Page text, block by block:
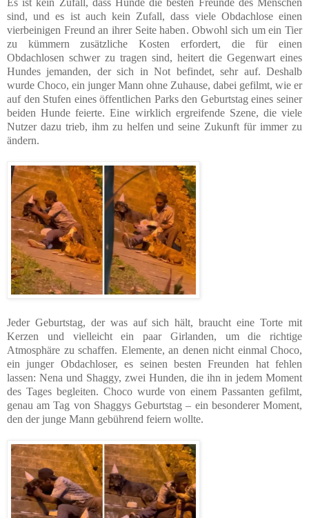
Es ist kein Zufall, dass Hunde die besten Freunde des Menschen
sind, und es ist auch kein Zufall, dass viele Obdachlose einen
vierbeinigen Freund an ihrer Seite haben. Obwohl sich um ein Tier
zu kümmern zusätzliche Kosten erfordert, die für einen
Obdachlosen schwer zu tragen sind, heitert die Gegenwart eines
Hundes jemanden, der sich in Not befindet, sehr auf. Deshalb
wurde Choco, ein junger Mann ohne Zuhause, dabei gefilmt, wie er
auf den Stufen eines öffentlichen Parks den Geburtstag eines seiner
beiden Hunde feierte. Eine wirklich ergreifende Szene, die viele
Nutzer dazu trieb, ihm zu helfen und seine Zukunft für immer zu
ändern.
Jeder Geburtstag, der was auf sich hält, braucht eine Torte mit
Kerzen und vielleicht ein paar Girlanden, um die richtige
Atmosphäre zu schaffen. Elemente, an denen nicht einmal Choco,
ein junger Obdachloser, es seinen besten Freunden hat fehlen
lassen: Nena und Shaggy, zwei Hunden, die ihn in jedem Moment
des Tages begleiten. Choco wurde von einem Passanten gefilmt,
genau am Tag von Shaggys Geburtstag – ein besonderer Moment,
den der junge Mann gebührend feiern wollte.